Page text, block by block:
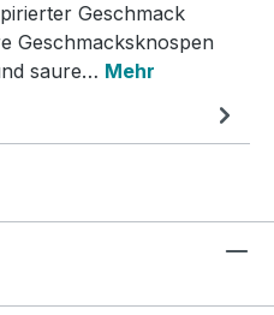
Geschmack
Geschmacksknospen
saure… Mehr